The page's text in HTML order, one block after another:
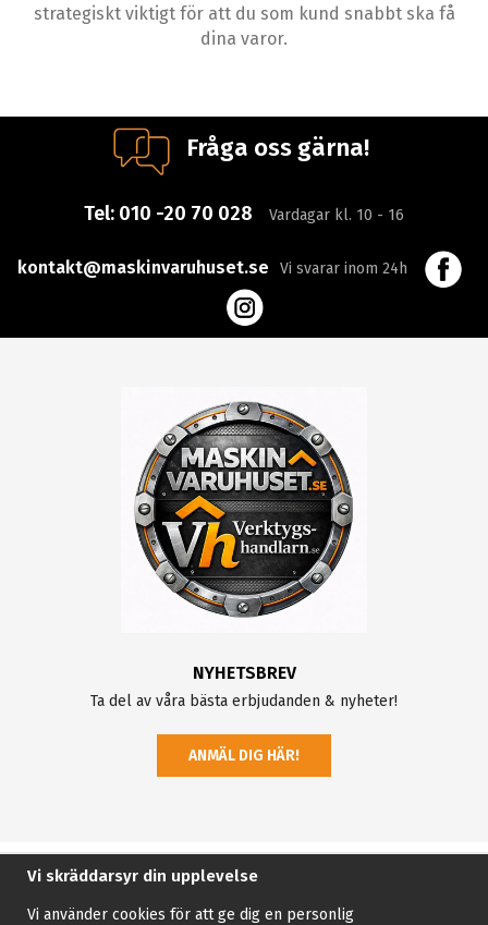
strategiskt viktigt för att du som kund snabbt ska få
dina varor.
Fråga oss gärna!
Tel: 010 -20 70 028 Vardagar kl. 10 - 16
kontakt@maskinvaruhuset.se Vi svarar inom 24h
NYHETSBREV
Ta del av våra bästa erbjudanden & nyheter!
ANMÄL DIG HÄR!
Vi skräddarsyr din upplevelse
Vi använder cookies för att ge dig en personlig